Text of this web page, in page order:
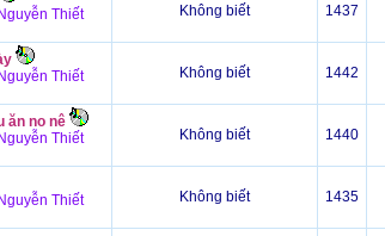
Thiết
Không biết 1437
Thiết
Không biết 1442
ăn no nê
Thiết
Không biết 1440
Thiết
Không biết 1435